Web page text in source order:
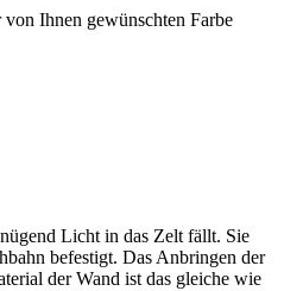
Ihnen gewünschten Farbe
Licht in das Zelt fällt. Sie
befestigt. Das Anbringen der
der Wand ist das gleiche wie